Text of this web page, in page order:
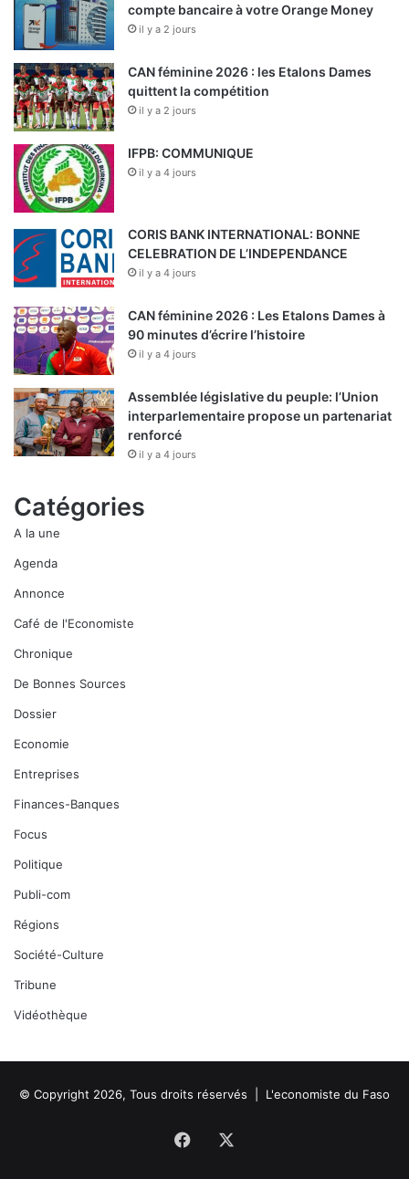
compte bancaire à votre Orange Money
il y a 2 jours
CAN féminine 2026 : les Etalons Dames
quittent la compétition
il y a 2 jours
IFPB: COMMUNIQUE
il y a 4 jours
CORIS BANK INTERNATIONAL: BONNE
CELEBRATION DE L’INDEPENDANCE
il y a 4 jours
CAN féminine 2026 : Les Etalons Dames à
90 minutes d’écrire l’histoire
il y a 4 jours
Assemblée législative du peuple: l’Union
interparlementaire propose un partenariat
renforcé
il y a 4 jours
Catégories
A la une
Agenda
Annonce
Café de l'Economiste
Chronique
De Bonnes Sources
Dossier
Economie
Entreprises
Finances-Banques
Focus
Politique
Publi-com
Régions
Société-Culture
Tribune
Vidéothèque
© Copyright 2026, Tous droits réservés | L'economiste du Faso
Facebook